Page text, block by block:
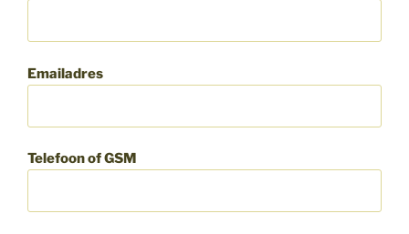
Emailadres
Telefoon of GSM